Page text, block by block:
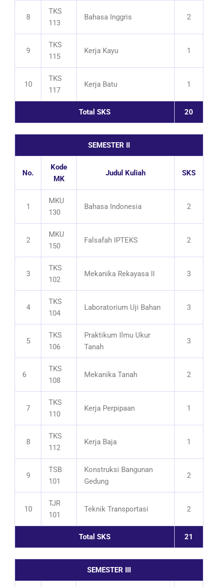
8
TKS
113
Bahasa Inggris 2
9
TKS
115
Kerja Kayu 1
10
TKS
117
Kerja Batu 1
Total SKS 20
SEMESTER II
No.
Kode
MK
Judul Kuliah SKS
1
MKU
130
Bahasa Indonesia 2
2
MKU
150
Falsafah IPTEKS 2
3
TKS
102
Mekanika Rekayasa II 3
4
TKS
104
Laboratorium Uji Bahan 3
5
TKS
106
Praktikum Ilmu Ukur
Tanah
3
6
TKS
108
Mekanika Tanah 2
7
TKS
110
Kerja Perpipaan 1
8
TKS
112
Kerja Baja 1
9
TSB
101
Konstruksi Bangunan
Gedung
2
10
TJR
101
Teknik Transportasi 2
Total SKS 21
SEMESTER III